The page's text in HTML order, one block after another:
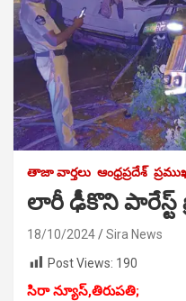
తాజా వార్తలు ఆంధ్రప్రదేశ్
లారీ ఢీకొని పారేస్ట్
18/10/2024
Sira News
Post Views: 190
సిరా న్యూస్,తిరుపతి;